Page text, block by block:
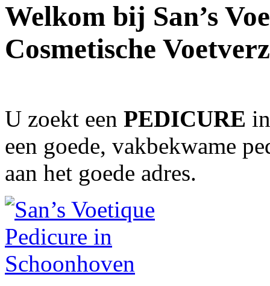
Welkom bij San’s
Cosmetische
U zoekt een PEDICURE
een goede, vakbekwame
aan het goede adres.